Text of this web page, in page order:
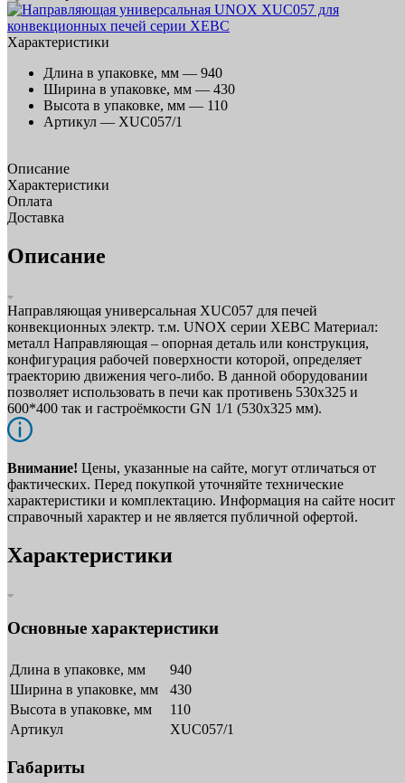
Характеристики
Длина в упаковке, мм — 940
Ширина в упаковке, мм — 430
Высота в упаковке, мм — 110
Артикул — XUC057/1
Описание
Характеристики
Оплата
Доставка
Описание
Направляющая универсальная XUC057 для печей
конвекционных электр. т.м. UNOX серии XEBC Материал:
металл Направляющая – опорная деталь или конструкция,
конфигурация рабочей поверхности которой, определяет
траекторию движения чего-либо. В данной оборудовании
позволяет использовать в печи как противень 530x325 и
600*400 так и гастроёмкости GN 1/1 (530x325 мм).
Внимание! Цены, указанные на сайте, могут отличаться от
фактических. Перед покупкой уточняйте технические
характеристики и комплектацию. Информация на сайте носит
справочный характер и не является публичной офертой.
Характеристики
Основные характеристики
Длина в упаковке, мм
940
Ширина в упаковке, мм
430
Высота в упаковке, мм
110
Артикул
XUC057/1
Габариты